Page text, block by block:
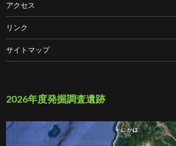
アクセス
リンク
サイトマップ
2026年度発掘調査遺跡